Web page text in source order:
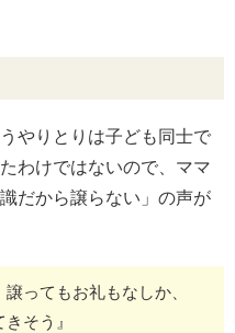
やりとりは子ども同士で
わけではないので、ママ
だから譲らない」の声が
ってもお礼もなしか、
そう』